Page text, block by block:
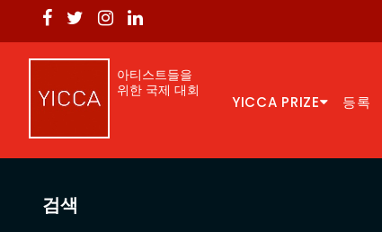
아티스트들을
위한 국제 대회
YICCA PRIZE 등록
검색